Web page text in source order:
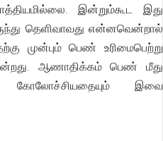
இன்றும்கூட இது
தெளிவாவது என்னவென்றால்
முன்பும் பெண் உரிமைபெற்று
ஆணாதிக்கம் பெண் மீது
கோலோச்சியதையும் இவை